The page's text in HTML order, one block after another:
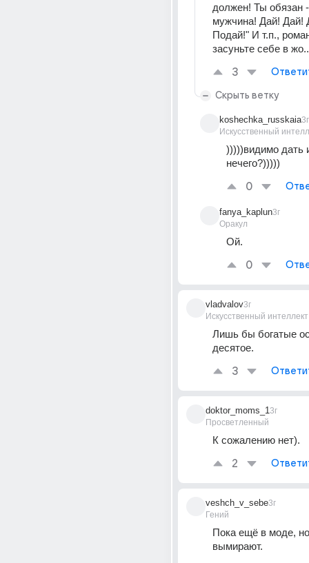
должен! Ты обязан
мужчина! Дай! Дай!
Подай!" И т.п.,
засуньте себе в
3
Скрыть ветку
koshechka_russkaia
Искусственный
3г
)))))видимо дать
нечего?)))))
0
fanya_kaplun
Оракул
3г
Ой.
0
vladvalov
Искусственный интеллект
3г
Лишь бы богатые
десятое.
3
doktor_moms_1
Просветленный
3г
К сожалению нет).
2
veshch_v_sebe
Гений
3г
Пока ещё в моде,
вымирают.